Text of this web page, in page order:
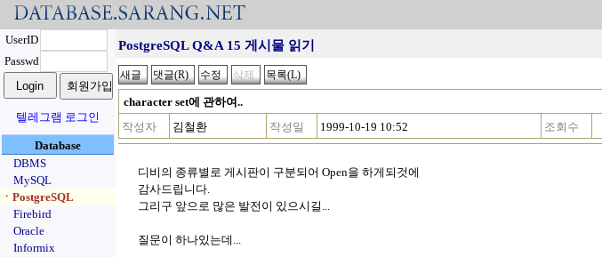
UserID
Passwd
텔레그램 로그인
Database
DBMS
MySQL
ㆍPostgreSQL
Firebird
Oracle
Informix
PostgreSQL Q&A 15 게시물 읽기
character set에 관하여..
작성자
김철환 작성일 1999-10-19 10:52 조회수
디비의 종류별로 게시판이 구분되어 Open을 하게되것에
감사드립니다.
그리구 앞으로 많은 발전이 있으시길...
질문이 하나있는데...